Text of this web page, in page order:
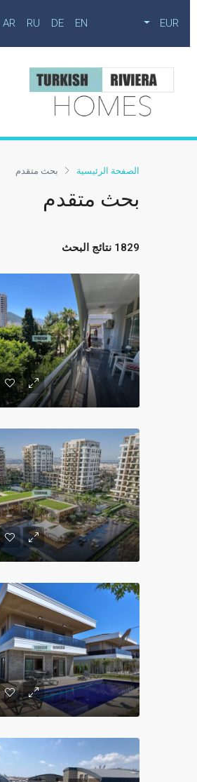
EUR
EN
DE
RU
AR
الصفحة الرئيسية بحث متقدم
بحث متقدم
1829 نتائج البحث